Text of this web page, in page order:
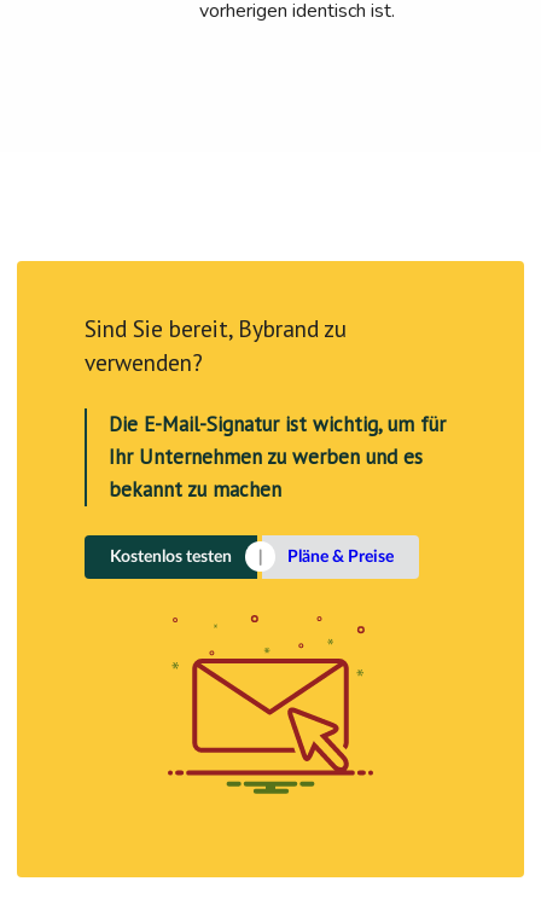
vorherigen identisch ist.
Sind Sie bereit, Bybrand zu
verwenden?
Die E-Mail-Signatur ist wichtig, um für
Ihr Unternehmen zu werben und es
bekannt zu machen
Kostenlos testen Pläne & Preise